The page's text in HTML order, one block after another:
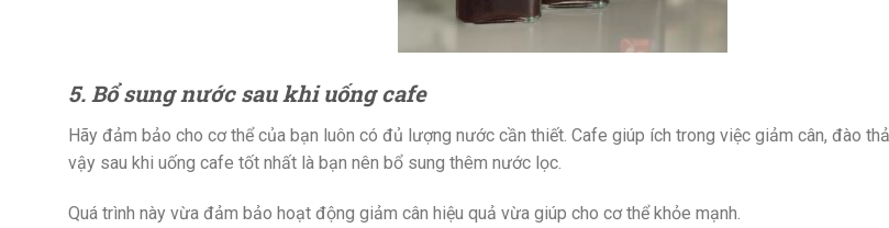
5. Bổ sung nước sau khi uống cafe
Hãy đảm bảo cho cơ thể của bạn luôn có đủ lượng nước cần thiết. Cafe giúp ích trong việc giảm cân, đào
vậy sau khi uống cafe tốt nhất là bạn nên bổ sung thêm nước lọc.
Quá trình này vừa đảm bảo hoạt động giảm cân hiệu quả vừa giúp cho cơ thể khỏe mạnh.